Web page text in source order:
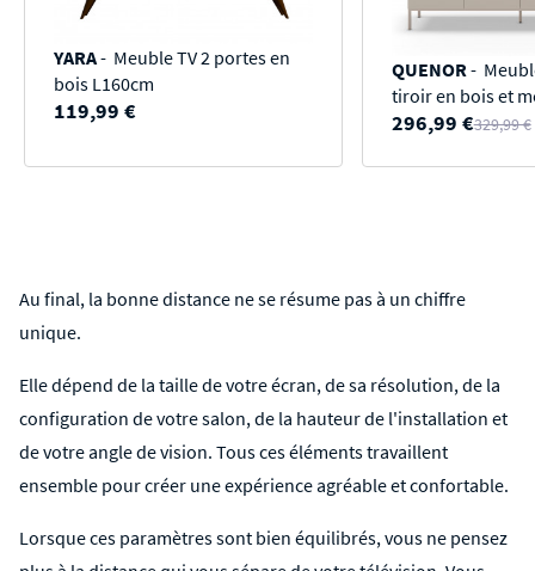
YARA- Meuble TV 2 portes en
bois L160cm
119,99 €
QUENOR -
tiroir en bois et
296,99 €329,99 €
Au final, la bonne distance ne se résume pas à un chiffre
unique.
Elle dépend de la taille de votre écran, de sa résolution, de la
configuration de votre salon, de la hauteur de l'installation et
de votre angle de vision. Tous ces éléments travaillent
ensemble pour créer une expérience agréable et confortable.
Lorsque ces paramètres sont bien équilibrés, vous ne pensez